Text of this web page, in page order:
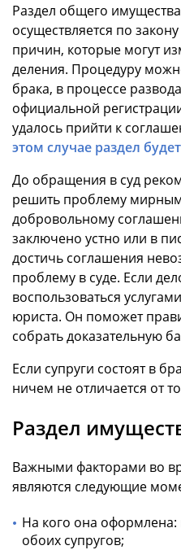
Раздел общего
осуществляется по
причин, которые могут
деления. Процедуру
брака, в процессе
официальной
удалось прийти к
этом случае раздел
До обращения в суд
решить проблему
добровольному
заключено устно или в
достичь соглашения
проблему в суде. Если
воспользоваться
юриста. Он поможет
собрать доказательную
Если супруги состоят в
ничем не отличается от
Раздел
Важными факторами во
являются следующие
На кого она
обоих супругов;